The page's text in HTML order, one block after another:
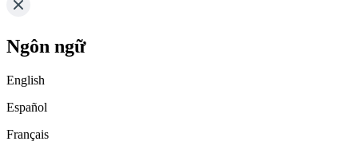
Ngôn ngữ
English
Español
Français